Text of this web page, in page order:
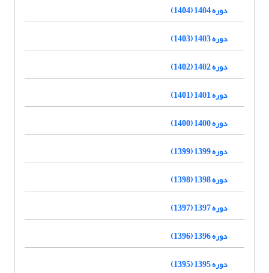
دوره 1404 (1404)
دوره 1403 (1403)
دوره 1402 (1402)
دوره 1401 (1401)
دوره 1400 (1400)
دوره 1399 (1399)
دوره 1398 (1398)
دوره 1397 (1397)
دوره 1396 (1396)
دوره 1395 (1395)